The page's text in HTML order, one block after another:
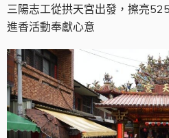
三陽志工從拱天宮出發，擦亮
進香活動奉獻心意